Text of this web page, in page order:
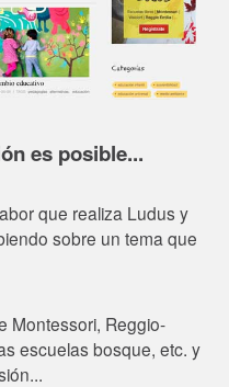
es posible...
que realiza Ludus y
sobre un tema que
Montessori, Reggio-
escuelas bosque, etc. y